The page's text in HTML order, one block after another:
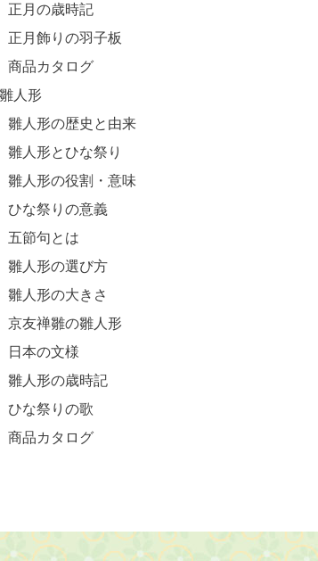
正月の歳時記
正月飾りの羽子板
商品カタログ
雛人形
雛人形の歴史と由来
雛人形とひな祭り
雛人形の役割・意味
ひな祭りの意義
五節句とは
雛人形の選び方
雛人形の大きさ
京友禅雛の雛人形
日本の文様
雛人形の歳時記
ひな祭りの歌
商品カタログ